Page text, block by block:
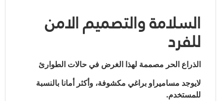
السلامة والتصميم الامن
للفرد
الذراع الحر مصممة لهذا الغرض في حالات الطوارئ
لايوجد مساميراو براغي مكشوفة، وأكثر أمانا بالنسبة
للمستخدم.